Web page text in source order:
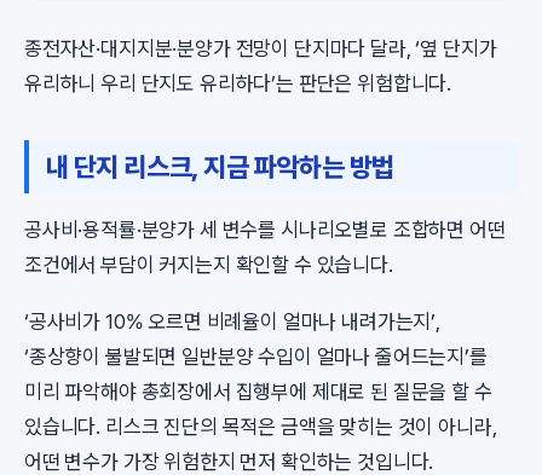
종전자산·대지지분·분양가 전망이 단지마다 달라, ‘옆 단지가
유리하니 우리 단지도 유리하다’는 판단은 위험합니다.
내 단지 리스크, 지금 파악하는 방법
공사비·용적률·분양가 세 변수를 시나리오별로 조합하면 어떤
조건에서 부담이 커지는지 확인할 수 있습니다.
‘공사비가 10% 오르면 비례율이 얼마나 내려가는지’,
‘종상향이 불발되면 일반분양 수입이 얼마나 줄어드는지’를
미리 파악해야 총회장에서 집행부에 제대로 된 질문을 할 수
있습니다. 리스크 진단의 목적은 금액을 맞히는 것이 아니라,
어떤 변수가 가장 위험한지 먼저 확인하는 것입니다.